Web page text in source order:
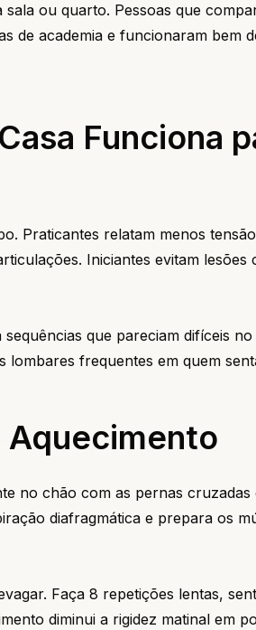
ou quarto. Pessoas que
de academia e funcionaram bem
Funciona
Praticantes relatam menos
Iniciantes evitam lesões
que pareciam difíceis no
frequentes em quem
Aquecimento
no chão com as pernas cruzadas
diafragmática e prepara os
Faça 8 repetições lentas,
diminui a rigidez matinal em